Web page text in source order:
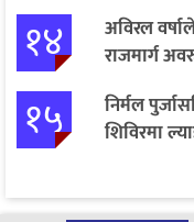
१४
अविरल
राजमार्ग
१५
निर्मल
शिविरमा